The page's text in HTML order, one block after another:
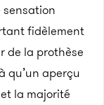
fidèlement
de la prothèse
qu’un aperçu
la majorité